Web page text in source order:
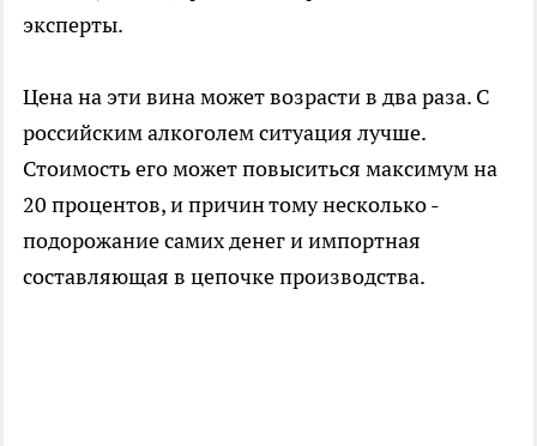
эксперты.
Цена на эти вина может возрасти в два раза. С
российским алкоголем ситуация лучше.
Стоимость его может повыситься максимум на
20 процентов, и причин тому несколько -
подорожание самих денег и импортная
составляющая в цепочке производства.